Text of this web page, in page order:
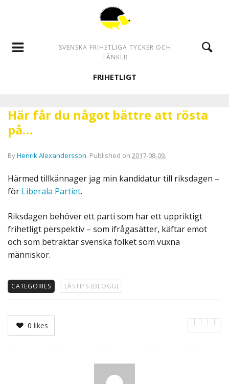
SVENSKA FRIHETLIGA TYCKER OCH
TÄNKER
FRIHETLIGT
Här får du något bättre att rösta
på…
ByHenrik Alexandersson. Published on 2017-08-09.
Härmed tillkännager jag min kandidatur till riksdagen –
för Liberala Partiet.
Riksdagen behöver ett parti som har ett uppriktigt
frihetligt perspektiv – som ifrågasätter, käftar emot
och som betraktar svenska folket som vuxna
människor.
CATEGORIES LÄSTIPS (BLOGG)
0 likes